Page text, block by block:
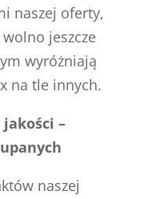
naszej oferty,
jeszcze
wyróżniają
na tle innych.
–
naszej